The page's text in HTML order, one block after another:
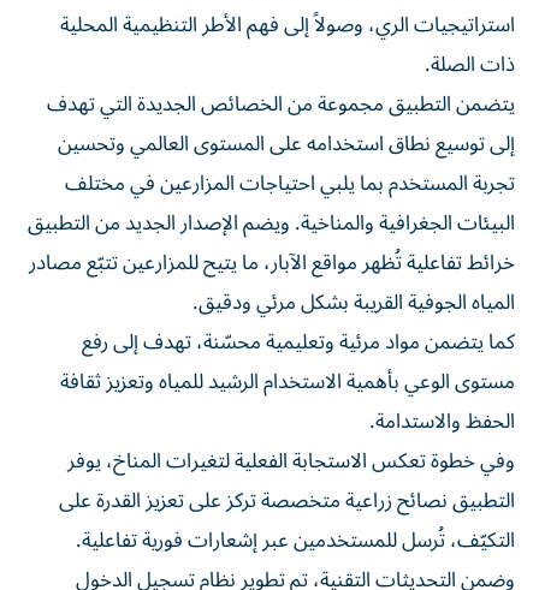
استراتيجيات الري، وصولاً إلى فهم الأطر التنظيمية المحلية
ذات الصلة.
يتضمن التطبيق مجموعة من الخصائص الجديدة التي تهدف
إلى توسيع نطاق استخدامه على المستوى العالمي وتحسين
تجربة المستخدم بما يلبي احتياجات المزارعين في مختلف
البيئات الجغرافية والمناخية. ويضم الإصدار الجديد من التطبيق
خرائط تفاعلية تُظهر مواقع الآبار، ما يتيح للمزارعين تتبّع مصادر
المياه الجوفية القريبة بشكل مرئي ودقيق.
كما يتضمن مواد مرئية وتعليمية محسّنة، تهدف إلى رفع
مستوى الوعي بأهمية الاستخدام الرشيد للمياه وتعزيز ثقافة
الحفظ والاستدامة.
وفي خطوة تعكس الاستجابة الفعلية لتغيرات المناخ، يوفر
التطبيق نصائح زراعية متخصصة تركز على تعزيز القدرة على
التكيّف، تُرسل للمستخدمين عبر إشعارات فورية تفاعلية.
وضمن التحديثات التقنية، تم تطوير نظام تسجيل الدخول